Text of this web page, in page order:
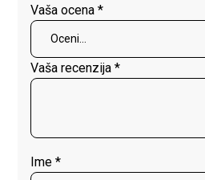
Vaša ocena*
Vaša recenzija*
Ime*